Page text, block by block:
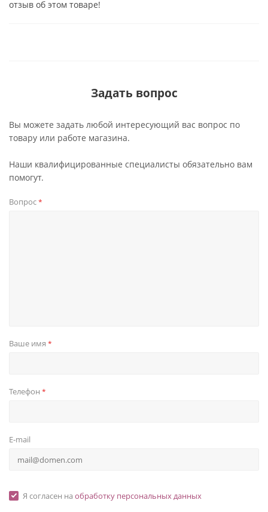
отзыв об этом товаре!
Задать вопрос
Вы можете задать любой интересующий вас вопрос по
товару или работе магазина.
Наши квалифицированные специалисты обязательно вам
помогут.
Вопрос*
Ваше имя *
Телефон *
E-mail
Я согласен на обработку персональных данных